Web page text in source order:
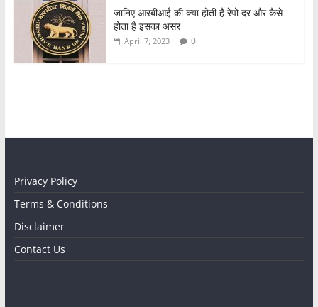
जानिए आरबीआई की क्या होती है रेपो दर और कैसे
होता है इसका असर
April 7, 2023 0
Privacy Policy
Terms & Conditions
Disclaimer
Contact Us